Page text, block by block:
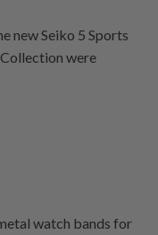
new Seiko 5 Sports
were
watch bands for